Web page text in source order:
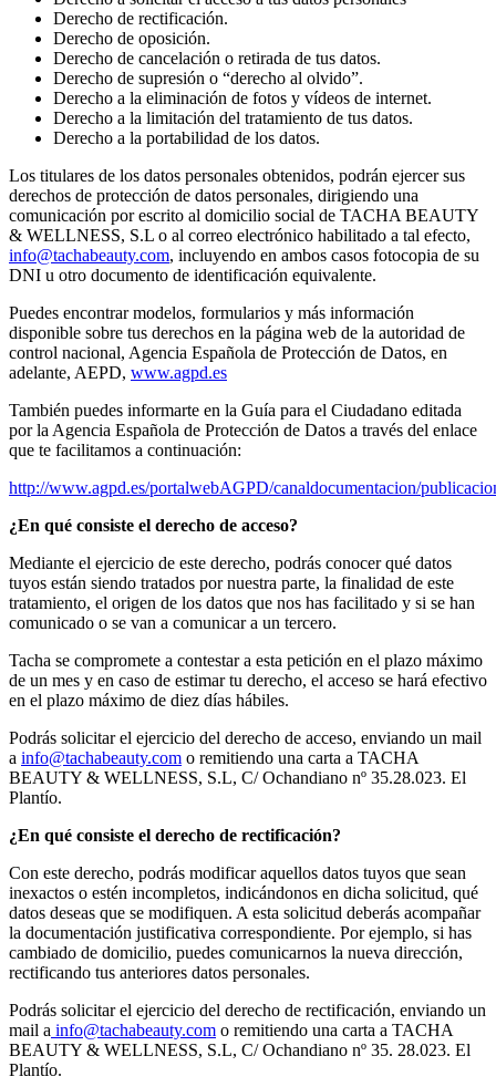
Derecho de rectificación.
Derecho de oposición.
Derecho de cancelación o retirada de tus datos.
Derecho de supresión o “derecho al olvido”.
Derecho a la eliminación de fotos y vídeos de internet.
Derecho a la limitación del tratamiento de tus datos.
Derecho a la portabilidad de los datos.
Los titulares de los datos personales obtenidos, podrán ejercer sus
derechos de protección de datos personales, dirigiendo una
comunicación por escrito al domicilio social de TACHA BEAUTY
& WELLNESS, S.L o al correo electrónico habilitado a tal efecto,
info@tachabeauty.com, incluyendo en ambos casos fotocopia de su
DNI u otro documento de identificación equivalente.
Puedes encontrar modelos, formularios y más información
disponible sobre tus derechos en la página web de la autoridad de
control nacional, Agencia Española de Protección de Datos, en
adelante, AEPD, www.agpd.es
También puedes informarte en la Guía para el Ciudadano editada
por la Agencia Española de Protección de Datos a través del enlace
que te facilitamos a continuación:
http://www.agpd.es/portalwebAGPD/canaldocumentacion/
¿En qué consiste el derecho de acceso?
Mediante el ejercicio de este derecho, podrás conocer qué datos
tuyos están siendo tratados por nuestra parte, la finalidad de este
tratamiento, el origen de los datos que nos has facilitado y si se han
comunicado o se van a comunicar a un tercero.
Tacha se compromete a contestar a esta petición en el plazo máximo
de un mes y en caso de estimar tu derecho, el acceso se hará efectivo
en el plazo máximo de diez días hábiles.
Podrás solicitar el ejercicio del derecho de acceso, enviando un mail
a info@tachabeauty.com o remitiendo una carta a TACHA
BEAUTY & WELLNESS, S.L, C/ Ochandiano nº 35.28.023. El
Plantío.
¿En qué consiste el derecho de rectificación?
Con este derecho, podrás modificar aquellos datos tuyos que sean
inexactos o estén incompletos, indicándonos en dicha solicitud, qué
datos deseas que se modifiquen. A esta solicitud deberás acompañar
la documentación justificativa correspondiente. Por ejemplo, si has
cambiado de domicilio, puedes comunicarnos la nueva dirección,
rectificando tus anteriores datos personales.
Podrás solicitar el ejercicio del derecho de rectificación, enviando un
mail a info@tachabeauty.com o remitiendo una carta a TACHA
BEAUTY & WELLNESS, S.L, C/ Ochandiano nº 35. 28.023. El
Plantío.